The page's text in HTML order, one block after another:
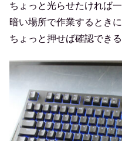
ちょっと光らせたければ
暗い場所で作業するとき
ちょっと押せば確認でき